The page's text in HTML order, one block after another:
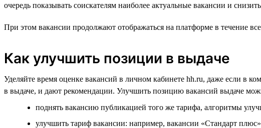
очередь показывать соискателям наиболее актуальные вакансии и
При этом вакансии продолжают отображаться на платформе в течение
Как улучшить позиции в выдаче
Уделяйте время оценке вакансий в личном кабинете hh.ru, даже если в
в выдаче, и дают рекомендации. Улучшить позицию вакансий выдаче
поднять вакансию публикацией того же тарифа, алгоритмы
улучшить тариф вакансии: например, вакансии «Стандарт